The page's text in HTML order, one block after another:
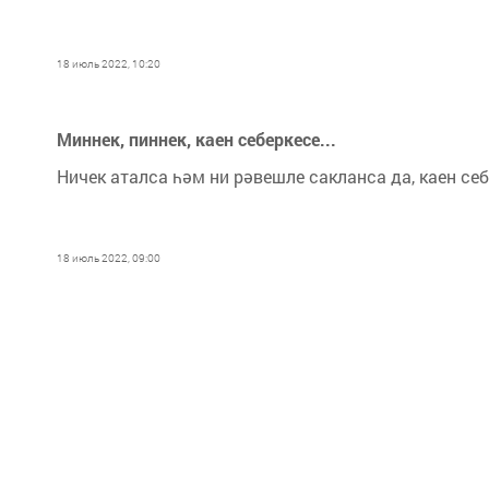
18 июль 2022, 10:20
Миннек, пиннек, каен себеркесе...
Ничек аталса һәм ни рәвешле сакланса да, каен
18 июль 2022, 09:00